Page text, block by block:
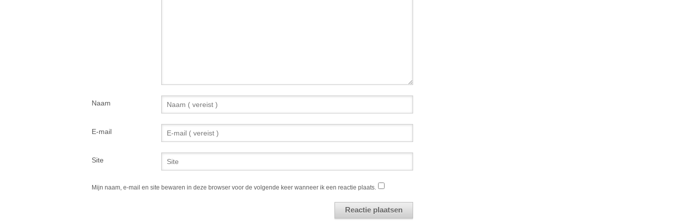
Naam
E-mail
Site
Mijn naam, e-mail en site bewaren in deze browser voor de volgende keer wanneer ik een reactie plaats.